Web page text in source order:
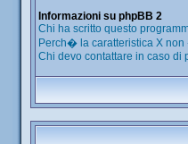
Informazioni su phpBB 2
Chi ha scritto questo
Perch� la caratteristica X
Chi devo contattare in caso di